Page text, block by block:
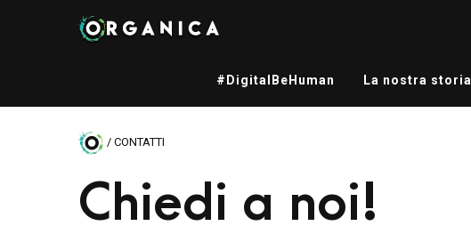
#DigitalBeHuman La nostra storia
/ CONTATTI
Chiedi a noi!